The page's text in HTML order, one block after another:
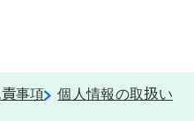
事項
個人情報の取扱い